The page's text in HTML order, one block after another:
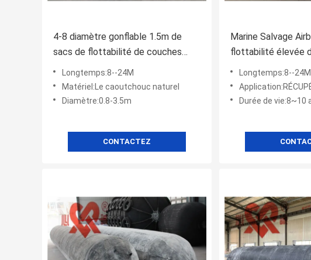
4-8 diamètre gonflable 1.5m de
sacs de flottabilité de couches
pour Marine Ship Salvage
Longtemps:8--24M
Matériel:Le caoutchouc naturel
Diamètre:0.8-3.5m
CONTACTEZ
Marine Salvage
flottabilité élevée
caoutchouc
Longtemps:8--24M
Durée de vie:8~10